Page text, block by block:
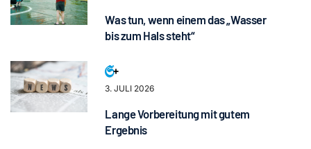
Was tun, wenn einem das „Wasser
bis zum Hals steht“
3. JULI 2026
Lange Vorbereitung mit gutem
Ergebnis